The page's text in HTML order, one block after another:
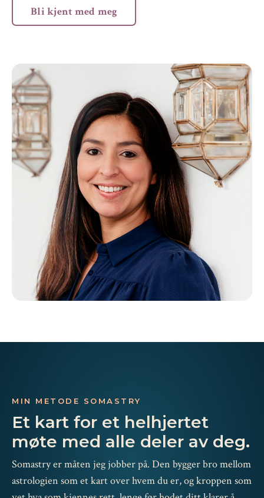
Bli kjent med meg
MIN METODE SOMASTRY
Et kart for et helhjertet
møte med alle deler av deg.
Somastry er måten jeg jobber på. Den bygger bro mellom
astrologien som et kart over hvem du er, og kroppen som